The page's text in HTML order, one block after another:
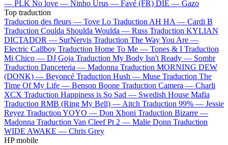
— PLK No love — Ninho Urus — Favé (FR) DIE — Gazo
Top traduction
Traduction des fleurs — Tove Lo Traduction AH HA — Cardi B
Traduction Coulda Shoulda Woulda — Russ Traduction KYLIAN
DICTADOR — SurNervis Traduction The Way You Are —
Electric Callboy Traduction Home To Me — Tones & I Traduction
Mi Chico — DJ Goja Traduction My Body Isn't Ready — Sombr
Traduction Danceteria — Madonna Traduction MORNING DEW
(DONK) — Beyoncé Traduction Hush — Muse Traduction The
Time Of My Life — Benson Boone Traduction Camera — Charli
XCX Traduction Happiness is So Sad — Swedish House Mafia
Traduction RMB (Ring My Bell) — Aitch Traduction 99% — Jessie
Reyez Traduction YOYO — Don Xhoni Traduction Bizarre —
Madonna Traduction Van Cleef Pt 2 — Malie Donn Traduction
WIDE AWAKE — Chris Grey
HP mobile